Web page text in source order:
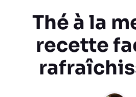
Thé à la
recette